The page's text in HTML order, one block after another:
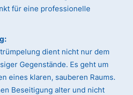
für eine professionelle
dient nicht nur dem
Gegenstände. Es geht um
eines klaren, sauberen Raums.
Beseitigung alter und nicht